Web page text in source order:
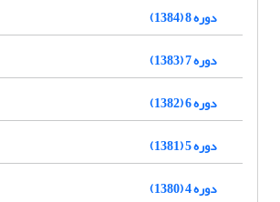
دوره 8 (1384)
دوره 7 (1383)
دوره 6 (1382)
دوره 5 (1381)
دوره 4 (1380)